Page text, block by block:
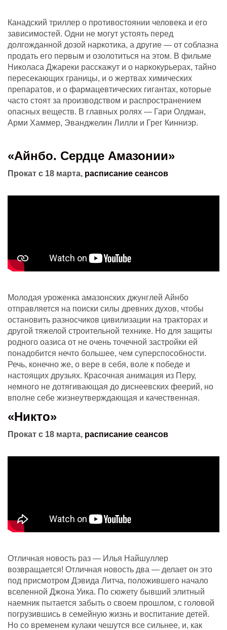
Канадский триллер о противостоянии человека и его
зависимостей. Одни не могут устоять перед
долгожданной дозой наркотика, а другие — от соблазна
продать его первым и озолотиться на этом. В фильме
Николаса Джареки расскажут и о наркокурьерах, тайно
пересекающих границы, и о жертвах химических
препаратов, и о фармацевтических гигантах, которые
часто стоят за производством и распространением
опасных веществ. В главных ролях — Гари Олдман,
Арми Хаммер, Эванджелин Лилли и Грег Кинниэр.
«Айнбо. Сердце Амазонии»
Прокат с 18 марта, расписание сеансов
Молодая уроженка амазонских джунглей Айнбо
отправляется на поиски силы древних духов, чтобы
остановить разносчиков цивилизации на тракторах и
другой тяжелой строительной технике. Но для защиты
родного оазиса от не очень точечной застройки ей
понадобится нечто большее, чем суперспособности.
Речь, конечно же, о вере в себя, воле к победе и
настоящих друзьях. Красочная анимация из Перу,
немного не дотягивающая до диснеевских феерий, но
вполне себе жизнеутверждающая и качественная.
«Никто»
Прокат с 18 марта, расписание сеансов
Отличная новость раз — Илья Найшуллер
возвращается! Отличная новость два — делает он это
под присмотром Дэвида Литча, положившего начало
вселенной Джона Уика. По сюжету бывший элитный
наемник пытается забыть о своем прошлом, с головой
погрузившись в семейную жизнь и воспитание детей.
Но со временем кулаки чешутся все сильнее, и, как